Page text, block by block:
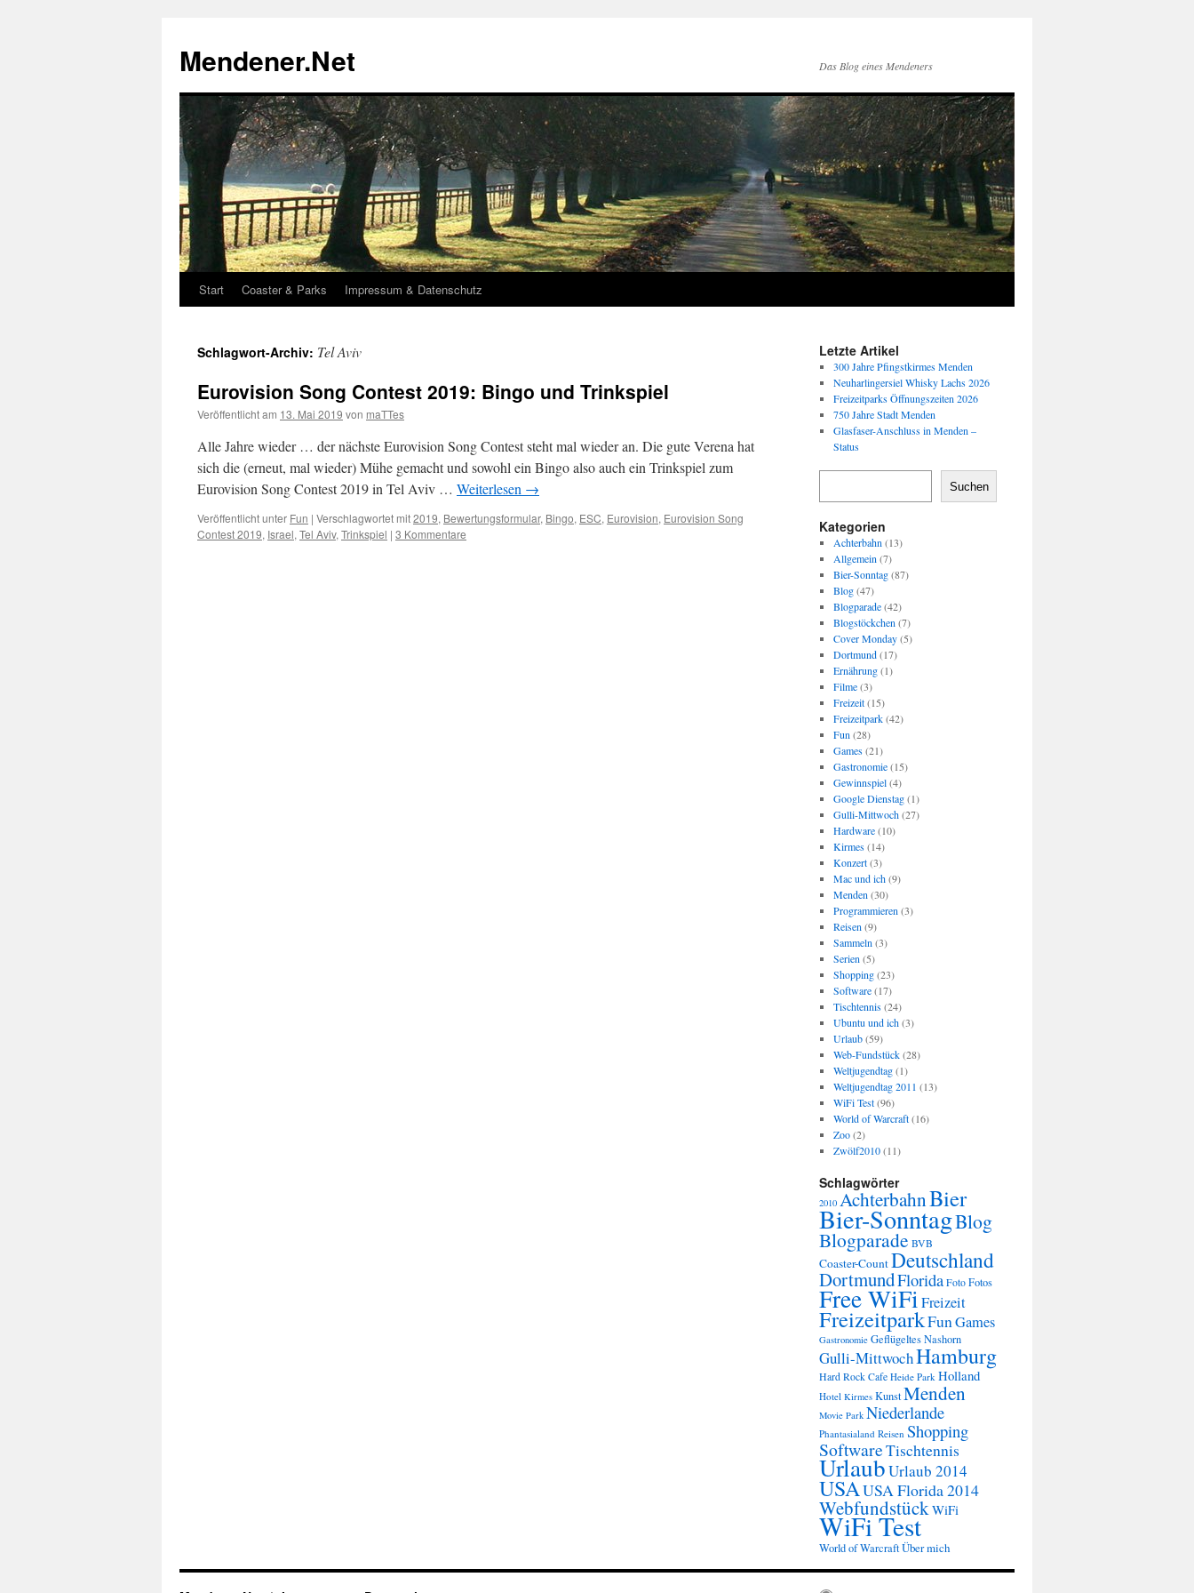
springen
Mendener.Net Das Blog eines Mendeners
Start Coaster & Parks Impressum & Datenschutz
Schlagwort-Archiv: Tel Aviv
Eurovision Song Contest 2019: Bingo und Trinkspiel
Veröffentlicht am 13. Mai 2019 von maTTes
Alle Jahre wieder … der nächste Eurovision Song Contest steht mal wieder an. Die gute Verena hat
sich die (erneut, mal wieder) Mühe gemacht und sowohl ein Bingo also auch ein Trinkspiel zum
Eurovision Song Contest 2019 in Tel Aviv … Weiterlesen →
Veröffentlicht unter Fun | Verschlagwortet mit2019, Bewertungsformular, Bingo, ESC, Eurovision, Eurovision Song
Contest 2019, Israel, Tel Aviv, Trinkspiel | 3 Kommentare
Letzte Artikel
300 Jahre Pfingstkirmes Menden
Neuharlingersiel Whisky Lachs 2026
Freizeitparks Öffnungszeiten 2026
750 Jahre Stadt Menden
Glasfaser-Anschluss in Menden –
Status
Suchen
Kategorien
Achterbahn (13)
Allgemein (7)
Bier-Sonntag(87)
Blog(47)
Blogparade(42)
Blogstöckchen (7)
Cover Monday(5)
Dortmund(17)
Ernährung(1)
Filme(3)
Freizeit(15)
Freizeitpark(42)
Fun (28)
Games(21)
Gastronomie(15)
Gewinnspiel(4)
Google Dienstag(1)
Gulli-Mittwoch(27)
Hardware(10)
Kirmes(14)
Konzert(3)
Mac und ich(9)
Menden (30)
Programmieren (3)
Reisen (9)
Sammeln (3)
Serien (5)
Shopping(23)
Software(17)
Tischtennis(24)
Ubuntu und ich(3)
Urlaub(59)
Web-Fundstück(28)
Weltjugendtag(1)
Weltjugendtag 2011 (13)
WiFi Test(96)
World of Warcraft(16)
Zoo(2)
Zwölf2010(11)
Schlagwörter
2010 AchterbahnBier
Bier-SonntagBlog
Blogparade BVB
Coaster-CountDeutschland
DortmundFlorida Foto Fotos
Free WiFiFreizeit
FreizeitparkFunGames
Gastronomie Geflügeltes Nashorn
Gulli-MittwochHamburg
Hard Rock Cafe Heide Park Holland
Hotel Kirmes KunstMenden
Movie Park Niederlande
Phantasialand Reisen Shopping
SoftwareTischtennis
UrlaubUrlaub 2014
USAUSA Florida 2014
WebfundstückWiFi
WiFi Test
World of WarcraftÜber mich